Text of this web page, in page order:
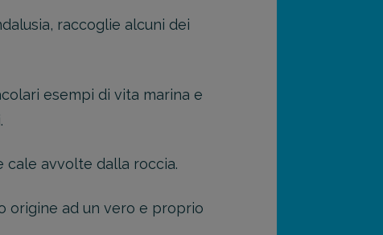
raccoglie alcuni dei
esempi di vita marina e
avvolte dalla roccia.
origine ad un vero e proprio